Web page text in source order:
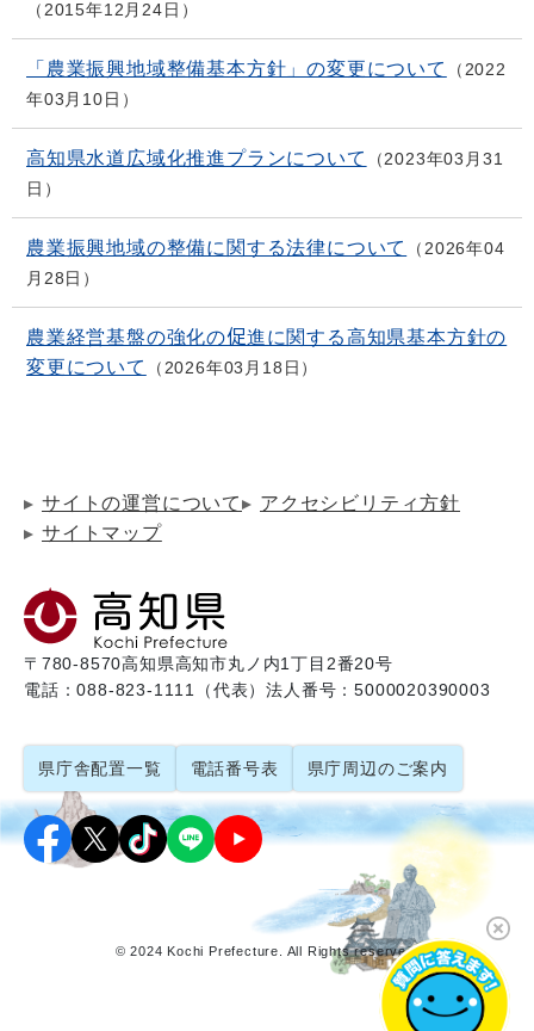
2015年12月24日
「農業振興地域整備基本方針」の変更について
2022
年03月10日
高知県水道広域化推進プランについて
2023年03月31
日
農業振興地域の整備に関する法律について
2026年04
月28日
農業経営基盤の強化の促進に関する高知県基本方針の
変更について
2026年03月18日
サイトの運営について
アクセシビリティ方針
サイトマップ
〒780-8570高知県高知市丸ノ内1丁目2番20号
電話：088-823-1111（代表）法人番号：5000020390003
県庁舎配置一覧 電話番号表 県庁周辺のご案内
© 2024 Kochi Prefecture. All Rights reserved.